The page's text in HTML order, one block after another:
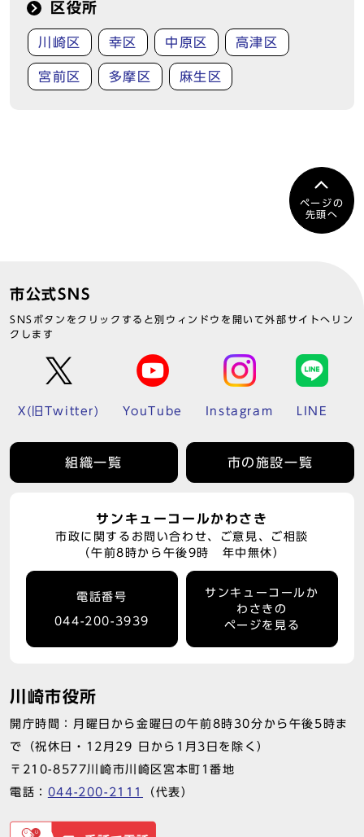
区役所
川崎区 幸区 中原区 高津区
宮前区 多摩区 麻生区
ページの
先頭へ
市公式SNS
SNSボタンをクリックすると別ウィンドウを開いて外部サイトへリン
クします
X(旧Twitter) YouTube Instagram LINE
組織一覧 市の施設一覧
サンキューコールかわさき
市政に関するお問い合わせ、ご意見、ご相談
（午前8時から午後9時 年中無休）
電話番号
044-200-3939
サンキューコールか
わさきの
ページを見る
川崎市役所
開庁時間：月曜日から金曜日の午前8時30分から午後5時ま
で（祝休日・12月29 日から1月3日を除く）
〒210-8577川崎市川崎区宮本町1番地
電話： 044-200-2111 （代表）